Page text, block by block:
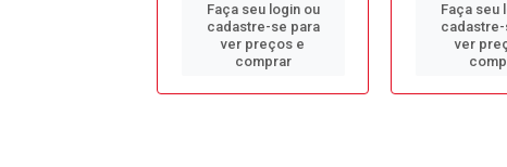
Faça seu login ou
cadastre-se para
ver preços e
comprar
Faça seu
ver